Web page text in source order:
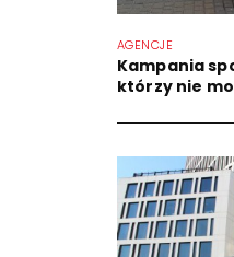
AGENCJE
Kampania
którzy nie